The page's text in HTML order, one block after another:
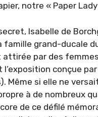
notre « Paper
Isabelle de
famille grand-ducale
par des femmes
l’exposition conçue
Même si elle ne
à de nombreux
de ce défilé